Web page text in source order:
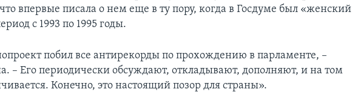
впервые писала о нем еще в ту пору, когда в Госдуме был «женский
с 1993 по 1995 годы.
побил все антирекорды по прохождению в парламенте, –
– Его периодически обсуждают, откладывают, дополняют, и на том
Конечно, это настоящий позор для страны».